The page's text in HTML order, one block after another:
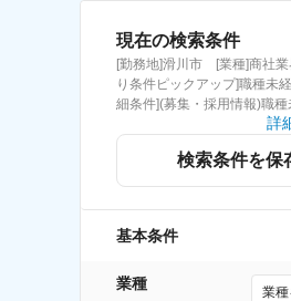
求人特集から探す
現在の検索条件
[勤務地]滑川市 [業種]商社
り条件ピックアップ]職種未
細条件](募集・採用情報)職種
詳
検索条件を保
基本条件
業種 業種